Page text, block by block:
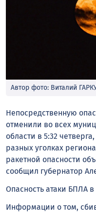
Автор фото: Виталий
Непосредственную
отменили во всех
области в 5:32
разных уголках
ракетной опасности
сообщил губернатор
Опасность атаки БПЛА
Информации о том,